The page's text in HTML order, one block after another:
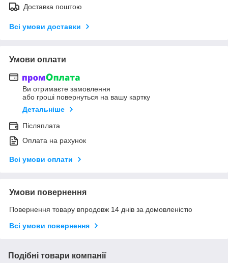
Доставка поштою
Всі умови доставки
Умови оплати
Ви отримаєте замовлення
або гроші повернуться на вашу картку
Детальніше
Післяплата
Оплата на рахунок
Всі умови оплати
Умови повернення
Повернення товару впродовж 14 днів за домовленістю
Всі умови повернення
Подібні товари компанії